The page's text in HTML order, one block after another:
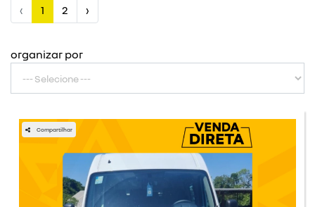
‹
1 2 ›
organizar por
Compartilhar